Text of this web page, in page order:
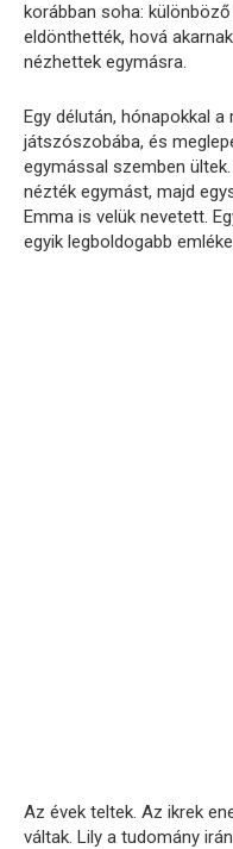
korábban soha:
eldönthették, hová
nézhettek egymásra.
Egy délután, hónapokkal
játszószobába, és
egymással szemben
nézték egymást, majd
Emma is velük nevetett.
egyik legboldogabb
Az évek teltek. Az ikrek
váltak. Lily a tudomány